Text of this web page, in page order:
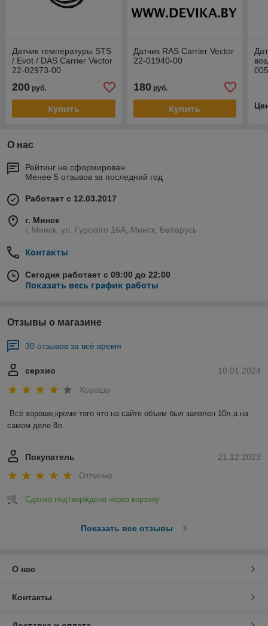
Датчик температуры STS
/ Evot / DAS Carrier Vector
22-02973-00
200 руб.
Купить
Датчик RAS Carrier Vector
22-01940-00
180руб.
Купить
О нас
Рейтинг не сформирован
Менее 5 отзывов за последний год
Работает с 12.03.2017
г. Минск
г. Минск, ул. Гурского 16А, Минск, Беларусь
Контакты
Сегодня работает с 09:00 до 22:00
Показать весь график работы
Отзывы о магазине
30 отзывов за всё время
10.01.2024
серхио
Хорошо
Всё хорошо,кроме того что на сайте объем был заявлен 10л,а на
самом деле 8л.
21.12.2023
Покупатель
Отлично
Сделка подтверждена через корзину
Показать все отзывы
О нас
Контакты